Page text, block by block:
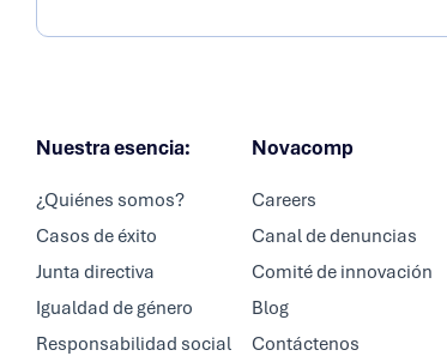
Nuestra esencia:
¿Quiénes somos?
Casos de éxito
Junta directiva
Igualdad de género
Responsabilidad social
Novacomp
Careers
Canal de denuncias
Comité de innovación
Blog
Contáctenos